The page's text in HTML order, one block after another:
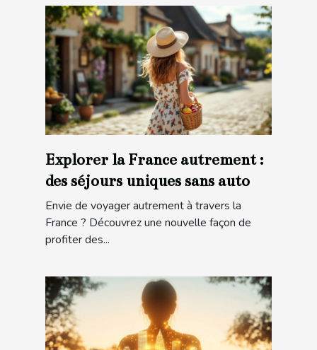
Explorer la France autrement :
des séjours uniques sans auto
Envie de voyager autrement à travers la
France ? Découvrez une nouvelle façon de
profiter des...